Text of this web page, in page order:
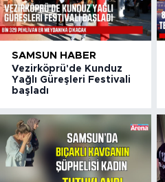
SAMSUN HABER
Vezirköprü'de Kunduz
Yağlı Güreşleri Festivali
başladı